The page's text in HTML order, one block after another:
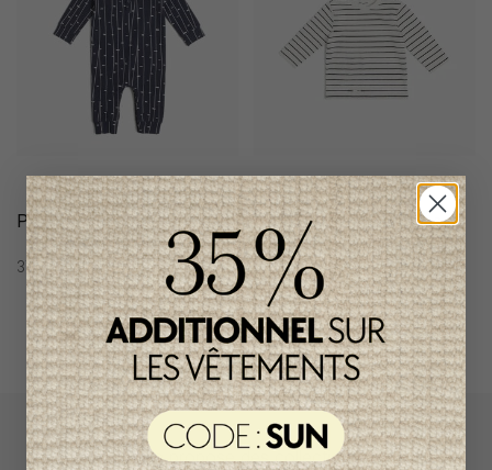
Pyjama Garçon Miles
37,95$CA
Chandail Garçon Miles
34,95$CA
L`Enfantillon propose des collections pour de